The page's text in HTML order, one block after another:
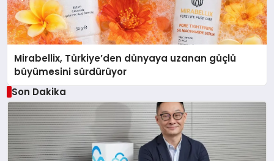
Mirabellix, Türkiye’den dünyaya uzanan güçlü
büyümesini sürdürüyor
Son Dakika